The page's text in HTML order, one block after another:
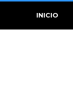
INICIO